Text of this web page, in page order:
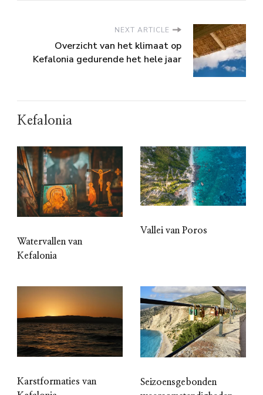
NEXT ARTICLE
Overzicht van het klimaat op
Kefalonia gedurende het hele jaar
Kefalonia
Watervallen van
Kefalonia
Vallei van Poros
Karstformaties van
Seizoensgebonden